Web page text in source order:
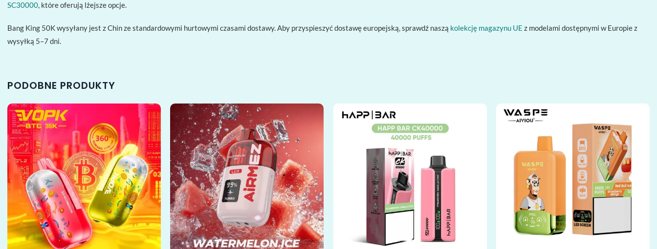
SC30000, które oferują lżejsze opcje.
Bang King 50K wysyłany jest z Chin ze standardowymi hurtowymi czasami dostawy. Aby przyspieszyć dostawę europejską, sprawdź naszą kolekcję magazynu UE z modelami dostępnymi w Europie z
wysyłką 5–7 dni.
PODOBNE PRODUKTY